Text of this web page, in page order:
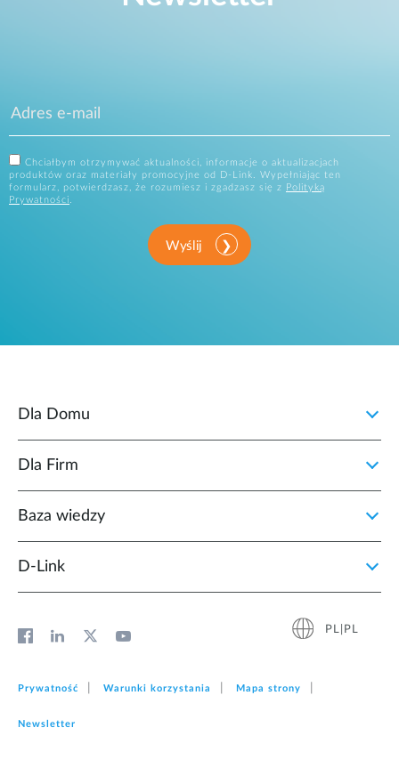
Chciałbym otrzymywać aktualności, informacje o aktualizacjach
produktów oraz materiały promocyjne od D-Link. Wypełniając ten
formularz, potwierdzasz, że rozumiesz i zgadzasz się z
Polityką
Prywatności.
Wyślij
Dla Domu
Dla Firm
Baza wiedzy
D‑Link
PL|PL
Prywatność Warunki korzystania Mapa strony
Newsletter